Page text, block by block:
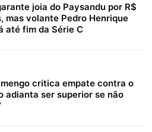
joia do Paysandu por R$
mas volante Pedro Henrique
até fim da Série C
critica empate contra o
adianta ser superior se não